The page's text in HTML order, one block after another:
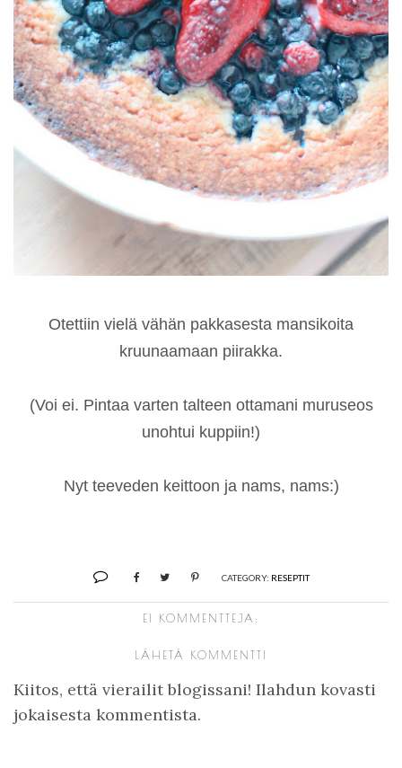
Otettiin vielä vähän pakkasesta mansikoita
kruunaamaan piirakka.
(Voi ei. Pintaa varten talteen ottamani muruseos
unohtui kuppiin!)
Nyt teeveden keittoon ja nams, nams:)
CATEGORY: RESEPTIT
EI KOMMENTTEJA:
LÄHETÄ KOMMENTTI
Kiitos, että vierailit blogissani! Ilahdun kovasti
jokaisesta kommentista.